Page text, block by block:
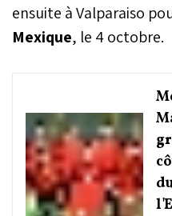
ensuite à Valparaiso
Mexique, le 4 octobre.